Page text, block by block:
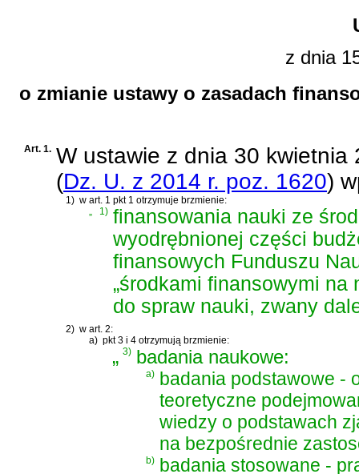
z dnia
o zmianie ustawy o zasadach
Art. 1. W ustawie z dnia 30
(Dz. U. z 2014 r. poz. 1620)
1) w art. 1 pkt 1 otrzymuje brzmienie:
„
1) finansowania nauki ze
wyodrębnionej części
finansowych Funduszu
„środkami finansowymi na
do spraw nauki, zwany
2) w art. 2:
a) pkt 3 i 4 otrzymują brzmienie:
„3) badania naukowe:
a)
badania podstawowe -
teoretyczne
wiedzy o podstawach
na bezpośrednie
b)
badania stosowane -